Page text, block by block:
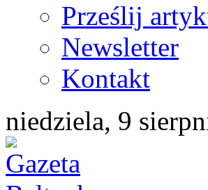
Prześlij
Newsletter
Kontakt
niedziela, 9